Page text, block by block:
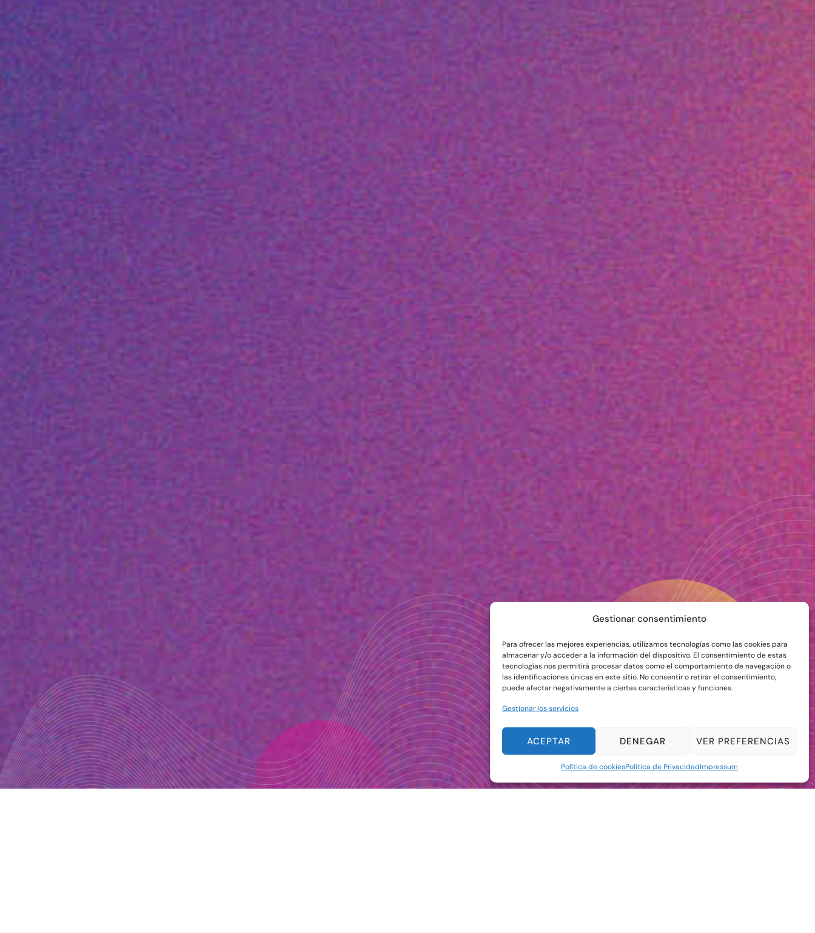
Gestionar consentimiento
Para ofrecer las mejores experiencias, utilizamos tecnologías como las cookies para
almacenar y/o acceder a la información del dispositivo. El consentimiento de estas
tecnologías nos permitirá procesar datos como el comportamiento de navegación o
las identificaciones únicas en este sitio. No consentir o retirar el consentimiento,
puede afectar negativamente a ciertas características y funciones.
Gestionar los servicios
ACEPTAR DENEGAR VER PREFERENCIAS
Política de cookiesPolítica de PrivacidadImpressum